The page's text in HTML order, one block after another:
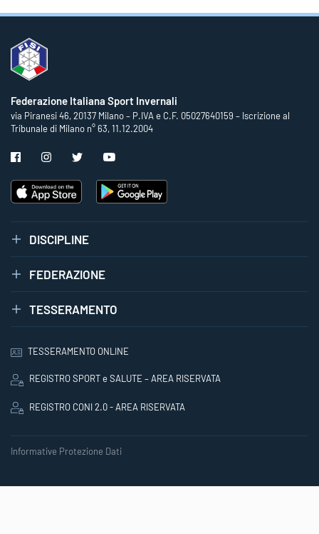
Federazione Italiana Sport Invernali
via Piranesi 46, 20137 Milano – P.IVA e C.F. 05027640159 – Iscrizione al
Tribunale di Milano n° 63, 11.12.2004
DISCIPLINE
FEDERAZIONE
TESSERAMENTO
TESSERAMENTO ONLINE
REGISTRO SPORT e SALUTE – AREA RISERVATA
REGISTRO CONI 2.0 - AREA RISERVATA
Informative Protezione Dati